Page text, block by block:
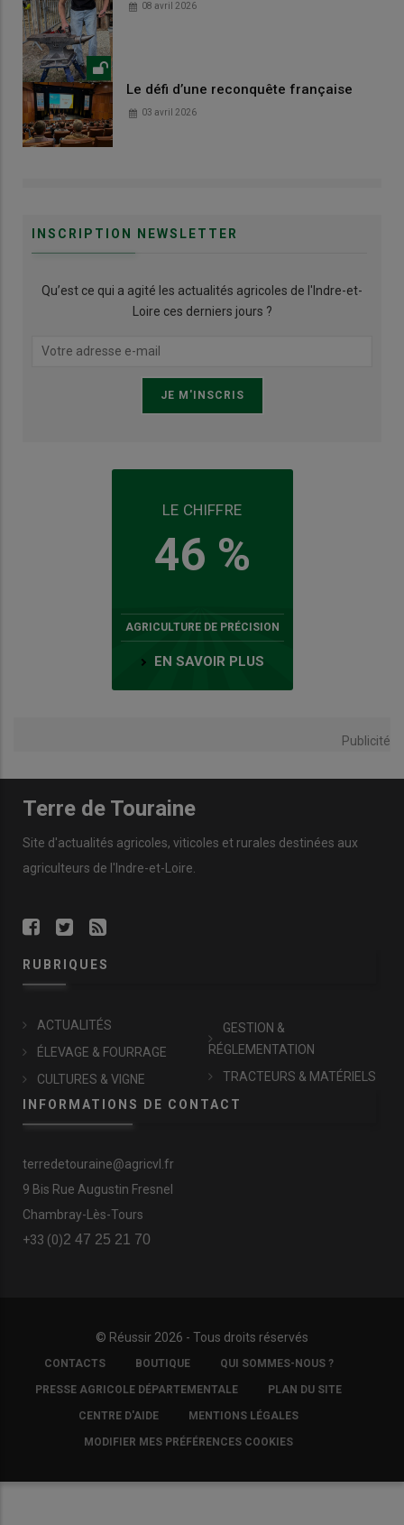
08 avril 2026
Le défi d’une reconquête française
03 avril 2026
INSCRIPTION NEWSLETTER
Qu’est ce qui a agité les actualités agricoles de l'Indre-et-
Loire ces derniers jours ?
LE CHIFFRE
46 %
AGRICULTURE DE PRÉCISION
EN SAVOIR PLUS
Publicité
Terre de Touraine
Site d'actualités agricoles, viticoles et rurales destinées aux
agriculteurs de l'Indre-et-Loire.
RUBRIQUES
ACTUALITÉS
ÉLEVAGE & FOURRAGE
CULTURES & VIGNE
GESTION &
RÉGLEMENTATION
TRACTEURS & MATÉRIELS
INFORMATIONS DE CONTACT
terredetouraine@agricvl.fr
9 Bis Rue Augustin Fresnel
Chambray-Lès-Tours
+33 (0)2 47 25 21 70
© Réussir 2026 - Tous droits réservés
FOOTER
COPYRIGHT
CONTACTS BOUTIQUE QUI SOMMES-NOUS ?
PRESSE AGRICOLE DÉPARTEMENTALE PLAN DU SITE
CENTRE D'AIDE MENTIONS LÉGALES
MODIFIER MES PRÉFÉRENCES COOKIES